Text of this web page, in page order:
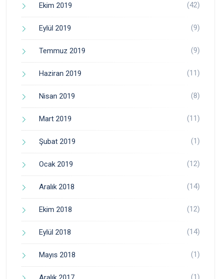
Ekim 2019 (42)
Eylül 2019 (9)
Temmuz 2019 (9)
Haziran 2019 (11)
Nisan 2019 (8)
Mart 2019 (11)
Şubat 2019 (1)
Ocak 2019 (12)
Aralık 2018 (14)
Ekim 2018 (12)
Eylül 2018 (14)
Mayıs 2018 (1)